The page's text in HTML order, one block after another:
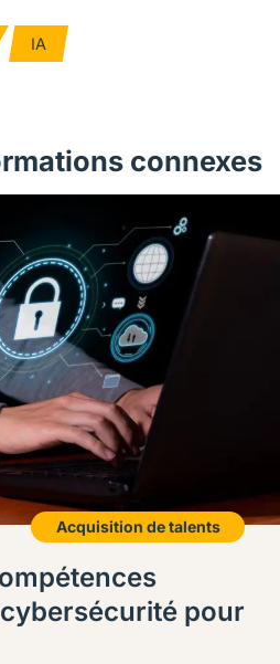
IA
connexes
Acquisition de talents
pour